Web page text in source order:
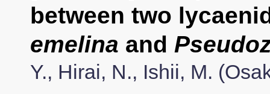
between two
emelina and
Y., Hirai, N., Ishii, M.